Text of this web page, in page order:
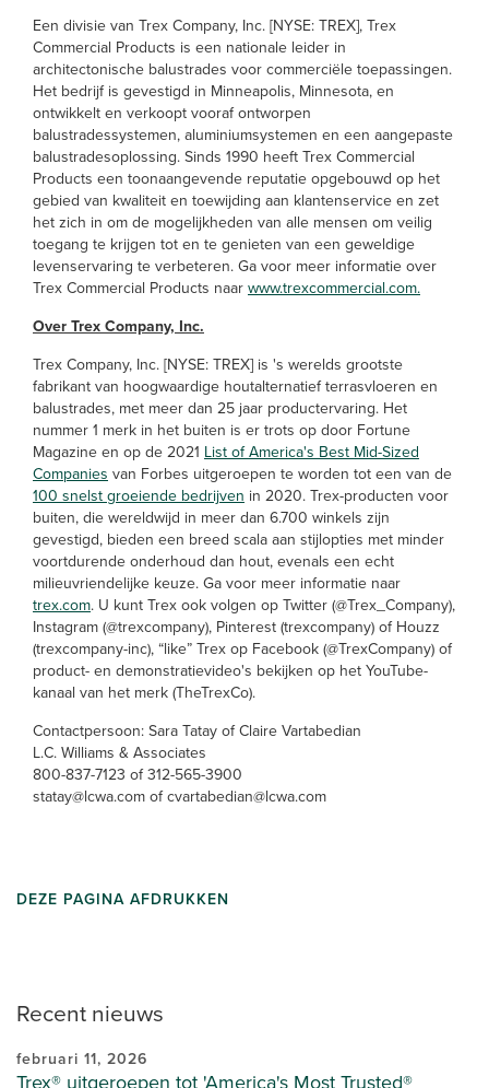
Recent nieuws
februari 11, 2026
Een divisie van Trex Company, Inc. [NYSE: TREX], Trex
Commercial Products is een nationale leider in
architectonische balustrades voor commerciële toepassingen.
Het bedrijf is gevestigd in Minneapolis, Minnesota, en
ontwikkelt en verkoopt vooraf ontworpen
balustradessystemen, aluminiumsystemen en een aangepaste
balustradesoplossing. Sinds 1990 heeft Trex Commercial
Products een toonaangevende reputatie opgebouwd op het
gebied van kwaliteit en toewijding aan klantenservice en zet
het zich in om de mogelijkheden van alle mensen om veilig
toegang te krijgen tot en te genieten van een geweldige
levenservaring te verbeteren. Ga voor meer informatie over
Trex Commercial Products naarwww.trexcommercial.com.
Over Trex Company, Inc.
Trex Company, Inc. [NYSE: TREX] is 's werelds grootste
fabrikant van hoogwaardige houtalternatief terrasvloeren en
balustrades, met meer dan 25 jaar productervaring. Het
nummer 1 merk in het buiten is er trots op door Fortune
Magazine en op de 2021 List of America's Best Mid-Sized
Companies van Forbes uitgeroepen te worden tot een van de
100 snelst groeiende bedrijven in 2020. Trex-producten voor
buiten, die wereldwijd in meer dan 6.700 winkels zijn
gevestigd, bieden een breed scala aan stijlopties met minder
voortdurende onderhoud dan hout, evenals een echt
milieuvriendelijke keuze. Ga voor meer informatie naar
trex.com. U kunt Trex ook volgen op Twitter (@Trex_Company),
Instagram (@trexcompany), Pinterest (trexcompany) of Houzz
(trexcompany-inc), “like” Trex op Facebook (@TrexCompany) of
product- en demonstratievideo's bekijken op het YouTube-
kanaal van het merk (TheTrexCo).
Contactpersoon: Sara Tatay of Claire Vartabedian
L.C. Williams & Associates
800-837-7123 of 312-565-3900
statay@lcwa.com of cvartabedian@lcwa.com
DEZE PAGINA AFDRUKKEN